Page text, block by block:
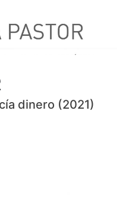
dinero (2021)